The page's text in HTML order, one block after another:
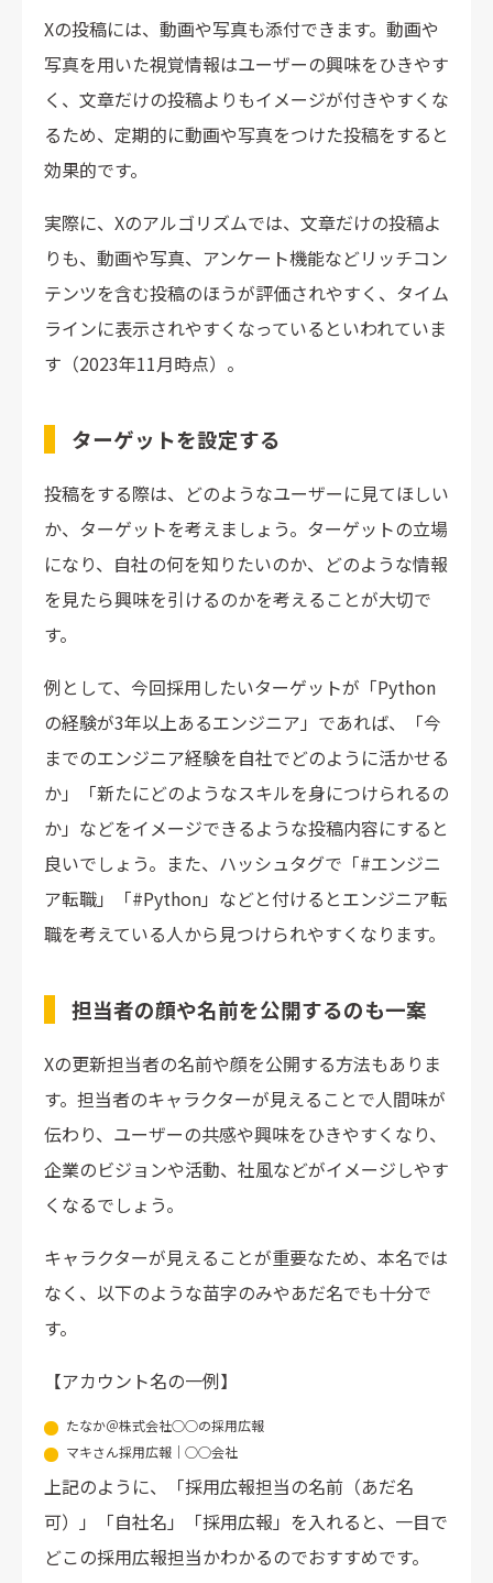
Xの投稿には、動画や写真も添付できます。動画や
写真を用いた視覚情報はユーザーの興味をひきやす
く、文章だけの投稿よりもイメージが付きやすくな
るため、定期的に動画や写真をつけた投稿をすると
効果的です。
実際に、Xのアルゴリズムでは、文章だけの投稿よ
りも、動画や写真、アンケート機能などリッチコン
テンツを含む投稿のほうが評価されやすく、タイム
ラインに表示されやすくなっているといわれていま
す（2023年11月時点）。
ターゲットを設定する
投稿をする際は、どのようなユーザーに見てほしい
か、ターゲットを考えましょう。ターゲットの立場
になり、自社の何を知りたいのか、どのような情報
を見たら興味を引けるのかを考えることが大切で
す。
例として、今回採用したいターゲットが「Python
の経験が3年以上あるエンジニア」であれば、「今
までのエンジニア経験を自社でどのように活かせる
か」「新たにどのようなスキルを身につけられるの
か」などをイメージできるような投稿内容にすると
良いでしょう。また、ハッシュタグで「#エンジニ
ア転職」「#Python」などと付けるとエンジニア転
職を考えている人から見つけられやすくなります。
担当者の顔や名前を公開するのも一案
Xの更新担当者の名前や顔を公開する方法もありま
す。担当者のキャラクターが見えることで人間味が
伝わり、ユーザーの共感や興味をひきやすくなり、
企業のビジョンや活動、社風などがイメージしやす
くなるでしょう。
キャラクターが見えることが重要なため、本名では
なく、以下のような苗字のみやあだ名でも十分で
す。
【アカウント名の一例】
たなか＠株式会社○○の採用広報
マキさん採用広報｜○○会社
上記のように、「採用広報担当の名前（あだ名
可）」「自社名」「採用広報」を入れると、一目で
どこの採用広報担当かわかるのでおすすめです。